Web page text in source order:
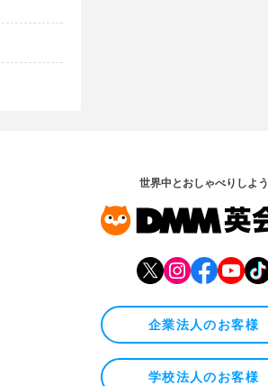
世界中とおしゃべりしよう
企業法人のお客様
学校法人のお客様